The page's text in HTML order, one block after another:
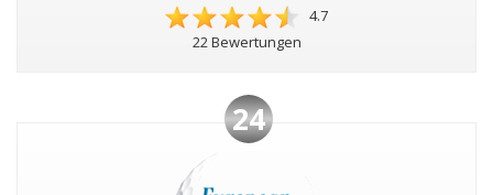
4.7
22 Bewertungen
24